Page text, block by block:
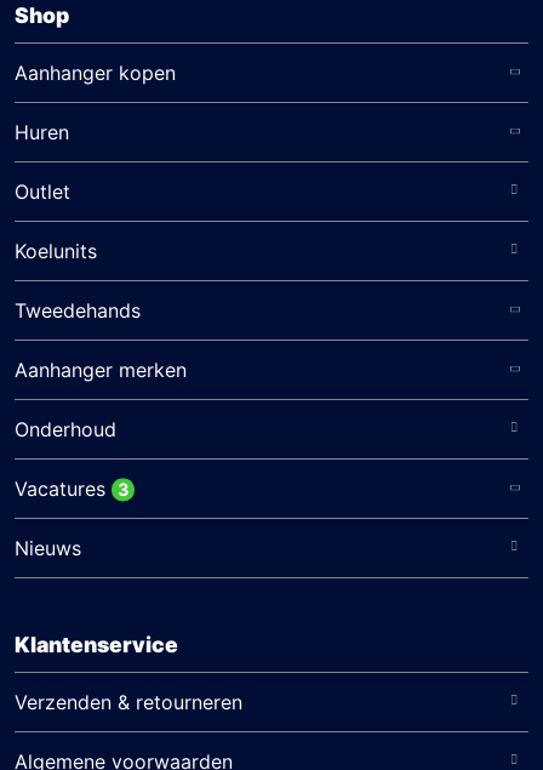
Shop
Aanhanger kopen
Huren
Outlet
Koelunits
Tweedehands
Aanhanger merken
Onderhoud
Vacatures 3
Nieuws
Klantenservice
Verzenden & retourneren
Algemene voorwaarden